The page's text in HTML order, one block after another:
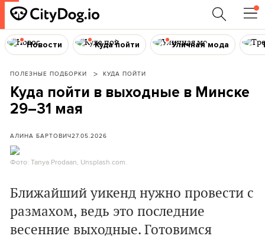
Новости Куда пойти Уличная мода
ПОЛЕЗНЫЕ ПОДБОРКИ КУДА ПОЙТИ
Куда пойти в выходные в Минске
29–31 мая
АЛИНА БАРТОВИЧ27.05.2026
Фото: Tanya Prodaan, Unsplash.com.
Ближайший уикенд нужно провести с
размахом, ведь это последние
весенние выходные. Готовимся